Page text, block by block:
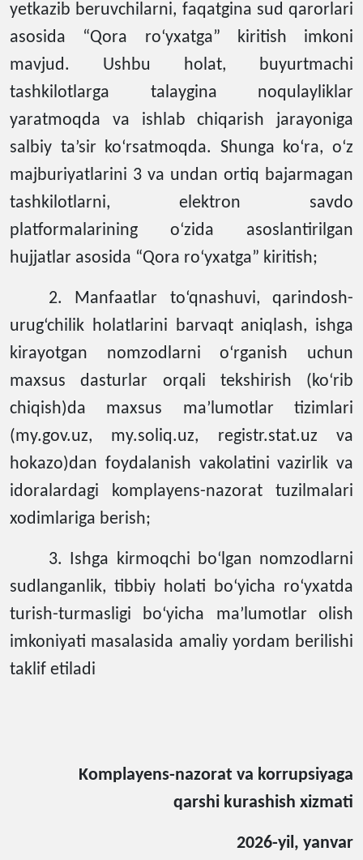
yetkazib beruvchilarni, faqatgina sud qarorlari
asosida “Qora ro‘yxatga” kiritish imkoni
mavjud. Ushbu holat, buyurtmachi
tashkilotlarga talaygina noqulayliklar
yaratmoqda va ishlab chiqarish jarayoniga
salbiy ta’sir ko‘rsatmoqda. Shunga ko‘ra, o‘z
majburiyatlarini 3 va undan ortiq bajarmagan
tashkilotlarni, elektron savdo
platformalarining o‘zida asoslantirilgan
hujjatlar asosida “Qora ro‘yxatga” kiritish;
2. Manfaatlar to‘qnashuvi, qarindosh-
urug‘chilik holatlarini barvaqt aniqlash, ishga
kirayotgan nomzodlarni o‘rganish uchun
maxsus dasturlar orqali tekshirish (ko‘rib
chiqish)da maxsus ma’lumotlar tizimlari
(my.gov.uz, my.soliq.uz, registr.stat.uz va
hokazo)dan foydalanish vakolatini vazirlik va
idoralardagi komplayens-nazorat tuzilmalari
xodimlariga berish;
3. Ishga kirmoqchi bo‘lgan nomzodlarni
sudlanganlik, tibbiy holati bo‘yicha ro‘yxatda
turish-turmasligi bo‘yicha ma’lumotlar olish
imkoniyati masalasida amaliy yordam berilishi
taklif etiladi
Komplayens-nazorat va korrupsiyaga
qarshi kurashish xizmati
2026-yil, yanvar